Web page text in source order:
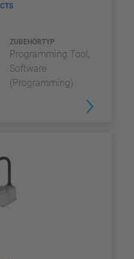
ZUBEHÖRTYP
Programming Tool,
Software
(Programming)